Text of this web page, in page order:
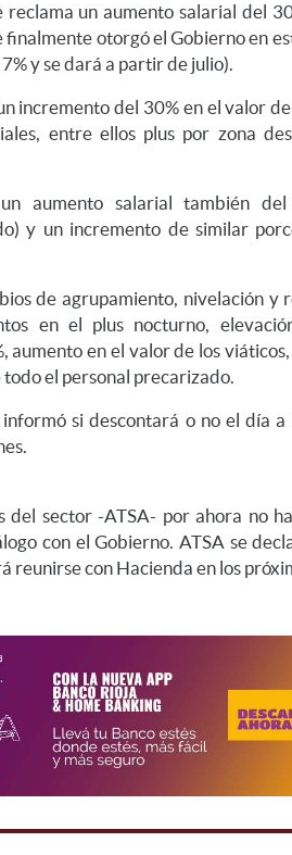
reclama un aumento salarial del
otorgó el Gobierno en
y se dará a partir de julio).
incremento del 30% en el valor
entre ellos plus por zona
aumento salarial también
y un incremento de similar
de agrupamiento, nivelación y
en el plus nocturno,
aumento en el valor de los
el personal precarizado.
si descontará o no el día
del sector -ATSA- por ahora no
con el Gobierno. ATSA se
reunirse con Hacienda en los